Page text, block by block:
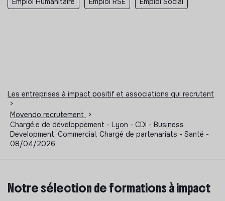
Les entreprises à impact positif et associations qui recrutent
>
Movendo recrutement
>
Chargé.e de développement - Lyon - CDI - Business
Development, Commercial, Chargé de partenariats - Santé -
08/04/2026
Notre sélection de formations à impact